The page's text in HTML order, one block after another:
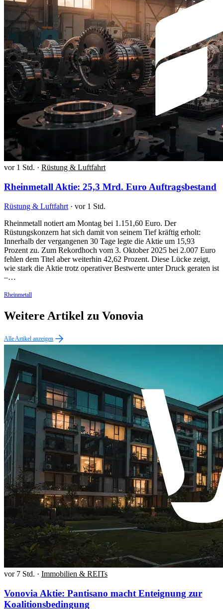
vor 1 Std. · Rüstung & Luftfahrt
Rheinmetall Aktie: 25,3 Mrd. Euro Auftragsbestand
Rüstung & Luftfahrt · vor 1 Std.
Rheinmetall notiert am Montag bei 1.151,60 Euro. Der
Rüstungskonzern hat sich damit von seinem Tief kräftig erholt:
Innerhalb der vergangenen 30 Tage legte die Aktie um 15,93
Prozent zu. Zum Rekordhoch vom 3. Oktober 2025 bei 2.007 Euro
fehlen dem Titel aber weiterhin 42,62 Prozent. Diese Lücke zeigt,
wie stark die Aktie trotz operativer Bestwerte unter Druck geraten ist
–…
Rheinmetall
Weitere Artikel zu Vonovia
Alle Artikel anzeigen
vor 7 Std. · Immobilien & REITs
Vonovia Aktie: Pantisano macht Enteignung zur
Koalitionsbedingung